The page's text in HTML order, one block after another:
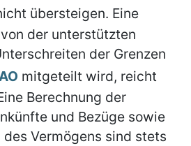
übersteigen. Eine
der unterstützten
der Grenzen
mitgeteilt wird, reicht
Berechnung der
und Bezüge sowie
des Vermögens sind stets